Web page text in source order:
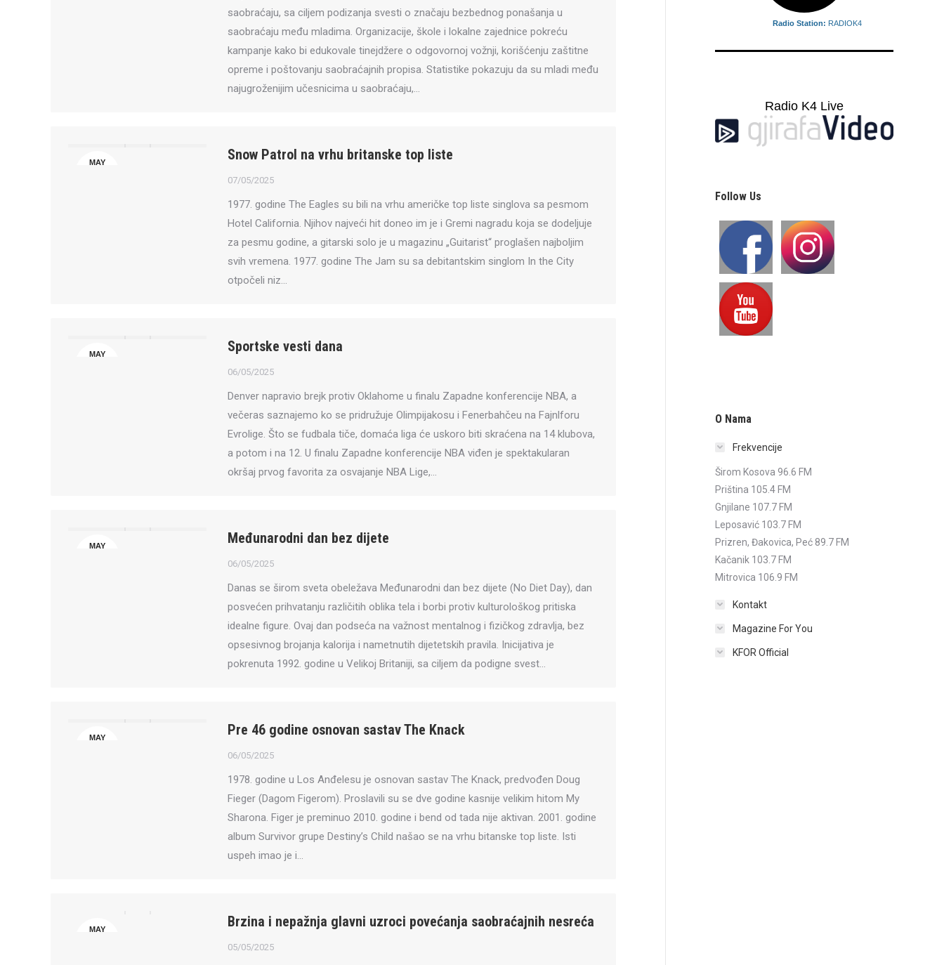
saobraćaju, sa ciljem podizanja svesti o značaju bezbednog ponašanja u
saobraćaju među mladima. Organizacije, škole i lokalne zajednice pokreću
kampanje kako bi edukovale tinejdžere o odgovornoj vožnji, korišćenju zaštitne
opreme i poštovanju saobraćajnih propisa. Statistike pokazuju da su mladi među
najugroženijim učesnicima u saobraćaju,…
MAY Snow Patrol na vrhu britanske top liste
07/05/2025
1977. godine The Eagles su bili na vrhu američke top liste singlova sa pesmom
Hotel California. Njihov najveći hit doneo im je i Gremi nagradu koja se dodeljuje
za pesmu godine, a gitarski solo je u magazinu „Guitarist“ proglašen najboljim
svih vremena. 1977. godine The Jam su sa debitantskim singlom In the City
otpočeli niz…
MAY Sportske vesti dana
06/05/2025
Denver napravio brejk protiv Oklahome u finalu Zapadne konferencije NBA, a
večeras saznajemo ko se pridružuje Olimpijakosu i Fenerbahčeu na Fajnlforu
Evrolige. Što se fudbala tiče, domaća liga će uskoro biti skraćena na 14 klubova,
a potom i na 12. U finalu Zapadne konferencije NBA viđen je spektakularan
okršaj prvog favorita za osvajanje NBA Lige,…
MAY Međunarodni dan bez dijete
06/05/2025
Danas se širom sveta obeležava Međunarodni dan bez dijete (No Diet Day), dan
posvećen prihvatanju različitih oblika tela i borbi protiv kulturološkog pritiska
idealne figure. Ovaj dan podseća na važnost mentalnog i fizičkog zdravlja, bez
opsesivnog brojanja kalorija i nametnutih dijetetskih pravila. Inicijativa je
pokrenuta 1992. godine u Velikoj Britaniji, sa ciljem da podigne svest…
MAY Pre 46 godine osnovan sastav The Knack
06/05/2025
1978. godine u Los Anđelesu je osnovan sastav The Knack, predvođen Doug
Fieger (Dagom Figerom). Proslavili su se dve godine kasnije velikim hitom My
Sharona. Figer je preminuo 2010. godine i bend od tada nije aktivan. 2001. godine
album Survivor grupe Destiny’s Child našao se na vrhu bitanske top liste. Isti
uspeh imao je i…
MAY Brzina i nepažnja glavni uzroci povećanja saobraćajnih nesreća
05/05/2025
Radio Station: RADIOK4
Radio K4 Live
Follow Us
O Nama
Frekvencije
Širom Kosova 96.6 FM
Priština 105.4 FM
Gnjilane 107.7 FM
Leposavić 103.7 FM
Prizren, Đakovica, Peć 89.7 FM
Kačanik 103.7 FM
Mitrovica 106.9 FM
Kontakt
Magazine For You
KFOR Official